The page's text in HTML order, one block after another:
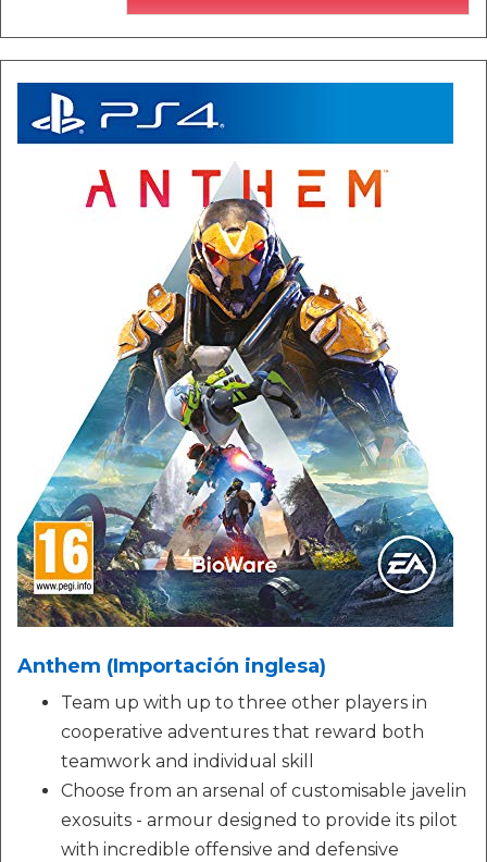
Anthem (Importación inglesa)
Team up with up to three other players in
cooperative adventures that reward both
teamwork and individual skill
Choose from an arsenal of customisable javelin
exosuits - armour designed to provide its pilot
with incredible offensive and defensive